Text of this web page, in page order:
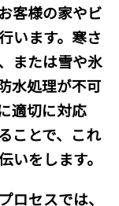
客様の家やビ
います。寒さ
または雪や氷
水処理が不可
適切に対応
ことで、これ
いをします。
ロセスでは、